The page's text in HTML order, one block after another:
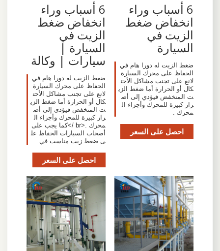
6 أسباب وراء
انخفاض ضغط
الزيت في
السيارة
ضغط الزيت له دورا هام في
الحفاظ على محرك السيارة
لانع على تجنب مشاكل الأحت
كال أو الحرارة أما ضغط الزي
ت المنخفض فيؤدي إلى أض
رار كبيرة للمحرك وأجزاء ال
محرك .
احصل على السعر
6 أسباب وراء
انخفاض ضغط
الزيت في
السيارة |
سيارات | وكالة
ضغط الزيت له دورا هام في
الحفاظ على محرك السيارة
لانع على تجنب مشاكل الأحت
كال أو الحرارة أما ضغط الزي
ت المنخفض فيؤدي إلى أض
رار كبيرة للمحرك وأجزاء ال
محرك .<br />كما يجب على
أصحاب السيارات الحفاظ عل
ى ضغط زيت مناسب في
احصل على السعر